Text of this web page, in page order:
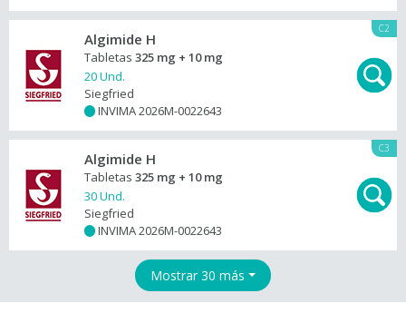
C2
Algimide H
Tabletas 325 mg + 10 mg
20 Und.
Siegfried
INVIMA 2026M-0022643
C3
Algimide H
Tabletas 325 mg + 10 mg
30 Und.
Siegfried
INVIMA 2026M-0022643
Mostrar 30 más